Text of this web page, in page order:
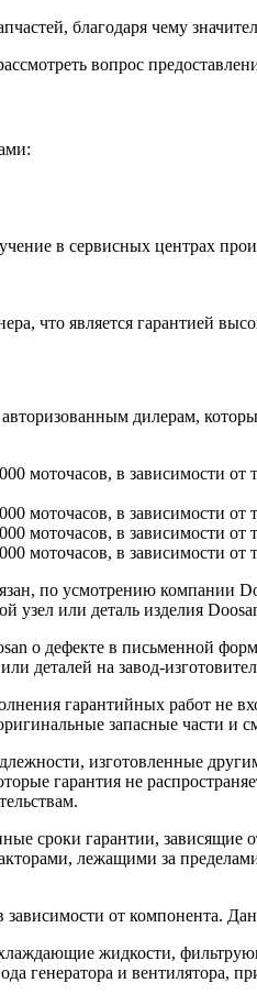
благодаря чему
вопрос
в сервисных центрах
что является гарантией
дилерам,
моточасов, в зависимости
моточасов, в зависимости
моточасов, в зависимости
моточасов, в зависимости
по усмотрению компании
или деталь изделия
о дефекте в письменной
деталей на завод-
гарантийных работ не
запасные части и
изготовленные
гарантия не
сроки гарантии,
лежащими за
от компонента.
жидкости,
генератора и